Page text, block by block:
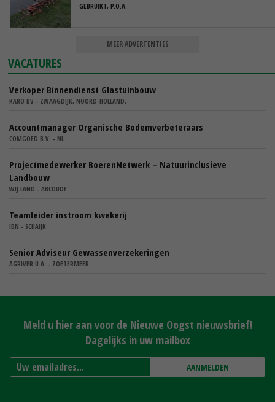
GEBRUIKT, P.O.A.
MEER ADVERTENTIES
VACATURES
Verkoper Binnendienst Glastuinbouw
KARO BV - ZWAAGDIJK, NOORD-HOLLAND,
Accountmanager Organische Bodemverbeteraars
COMGOED B.V. - NL
Projectmedewerker BoerenNetwerk – Natuurinclusieve
Landbouw
WIJ.LAND - ABCOUDE
Teamleider instroom kwekerij
IBN - SCHAIJK
Senior Adviseur Gewassenverzekeringen
AGRIVER U.A. - ZOETERMEER
Meld u hier aan voor de Nieuwe Oogst nieuwsbrief!
Dagelijks in uw mailbox
AANMELDEN